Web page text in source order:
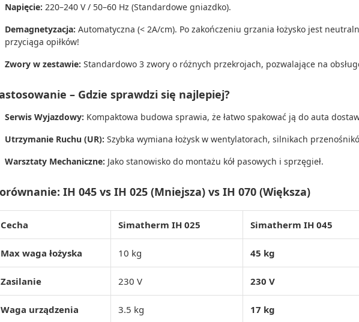
Napięcie: 220–240 V / 50–60 Hz (Standardowe gniazdko).
Demagnetyzacja: Automatyczna (< 2A/cm). Po zakończeniu grzania łożysko jest
przyciąga opiłków!
Zwory w zestawie: Standardowo 3 zwory o różnych przekrojach, pozwalające na
– Gdzie sprawdzi się najlepiej?
Serwis Wyjazdowy: Kompaktowa budowa sprawia, że łatwo spakować ją do auta
Utrzymanie Ruchu (UR): Szybka wymiana łożysk w wentylatorach, silnikach
Warsztaty Mechaniczne: Jako stanowisko do montażu kół pasowych i sprzęgieł.
IH 045 vs IH 025 (Mniejsza) vs IH 070 (Większa)
Cecha Simatherm IH 025 Simatherm IH 045
Max waga łożyska 10 kg 45 kg
Zasilanie 230 V 230 V
Waga urządzenia 3.5 kg 17 kg